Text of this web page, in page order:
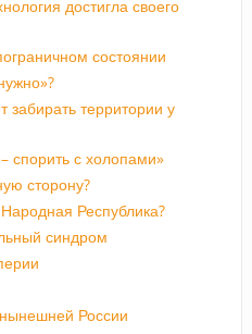
достигла своего
состоянии
забирать территории у
спорить с холопами»
сторону?
Республика?
синдром
России